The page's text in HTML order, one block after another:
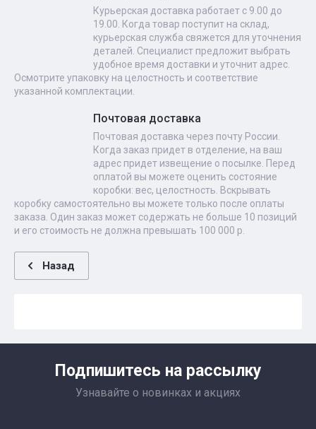
Курьерская доставка работает с 9.00 до
19.00. Когда товар поступит на склад,
курьерская служба свяжется для уточнения
деталей. Специалист предложит выбрать
удобное время доставки и уточнит адрес.
Осмотрите упаковку на целостность и соответствие
указанной комплектации.
Почтовая доставка
Почтовая доставка через почту России.
Когда заказ придет в отделение, на ваш
адрес придет извещение о посылке. Перед
оплатой вы можете оценить состояние
коробки: вес, целостность. Вскрывать
коробку самостоятельно вы можете только после оплаты
заказа. Один заказ может содержать не больше 10 позиций
и его стоимость не должна превышать 100 000 р.
Назад
Подпишитесь на рассылку
Узнавайте о новинках и акциях